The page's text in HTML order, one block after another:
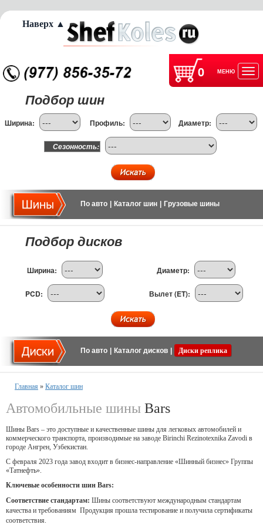
0 МЕНЮ
Подбор шин
Ширина: Профиль: Диаметр:
Сезонность:
По авто Каталог шин Грузовые шины
Подбор дисков
Ширина: Диаметр:
PCD: Вылет (ET):
По авто Каталог дисков Диски реплика
Главная » Каталог шин
Автомобильные шины Bars
Шины Bars – это доступные и качественные шины для легковых автомобилей и
коммерческого транспорта, производимые на заводе Birinchi Rezinotexnika Zavodi в
городе Ангрен, Узбекистан.
С февраля 2023 года завод входит в бизнес-направление «Шинный бизнес» Группы
«Татнефть».
Ключевые особенности шин Bars:
Соответствие стандартам: Шины соответствуют международным стандартам
качества и требованиям Продукция прошла тестирование и получила сертификаты
соответствия.
Наверх ▲